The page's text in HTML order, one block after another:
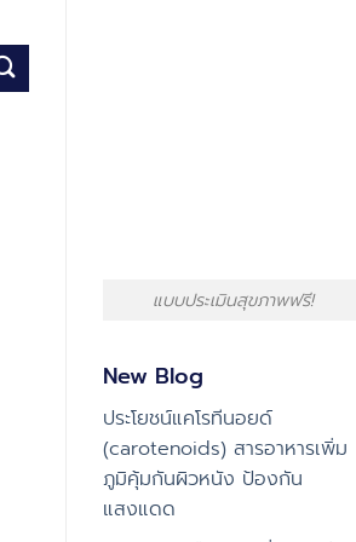
แบบประเมินสุขภาพฟรี!
New Blog
ประโยชน์แคโรทีนอยด์
(carotenoids) สารอาหารเพิ่ม
ภูมิคุ้มกันผิวหนัง ป้องกัน
แสงแดด